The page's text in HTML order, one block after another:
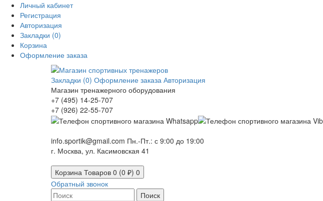
Личный кабинет
Регистрация
Авторизация
Закладки (0)
Корзина
Оформление заказа
Закладки (0) Оформление заказа Авторизация
Магазин тренажерного оборудования
+7 (495) 14-25-707
+7 (926) 22-55-707
info.sportik@gmail.com Пн.-Пт.: с 9:00 до 19:00
г. Москва, ул. Касимовская 41
Корзина Товаров 0 (0 ₽) 0
Обратный звонок
Поиск